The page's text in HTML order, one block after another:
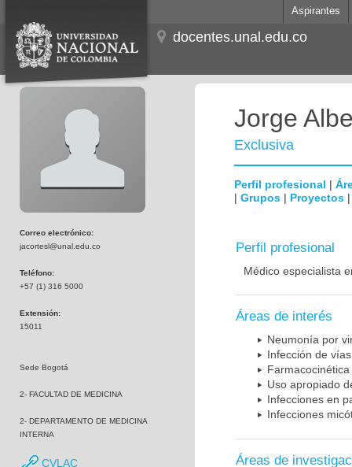
Aspirantes
docentes.unal.edu.co
Correo electrónico:
jacortesl@unal.edu.co
Teléfono:
+57 (1) 316 5000
Extensión:
15011
Sede Bogotá
2- FACULTAD DE MEDICINA
2- DEPARTAMENTO DE MEDICINA
INTERNA
CVLAC
Jorge
Exclusiva
Perfil profesional |
| Grupos | Proyectos
Perfil profesional
Médico especialista
Áreas de interés
Neumonía por
Infección de
Uso apropiado
Infecciones en
Infecciones
Áreas de